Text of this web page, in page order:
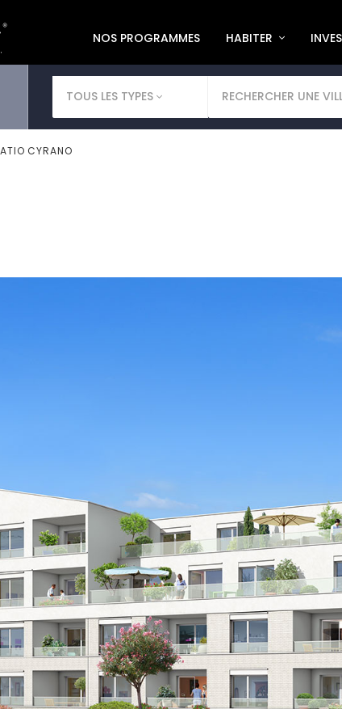
NOS PROGRAMMES HABITER
TOUS LES TYPES RECHERCHER UNE
CYRANO